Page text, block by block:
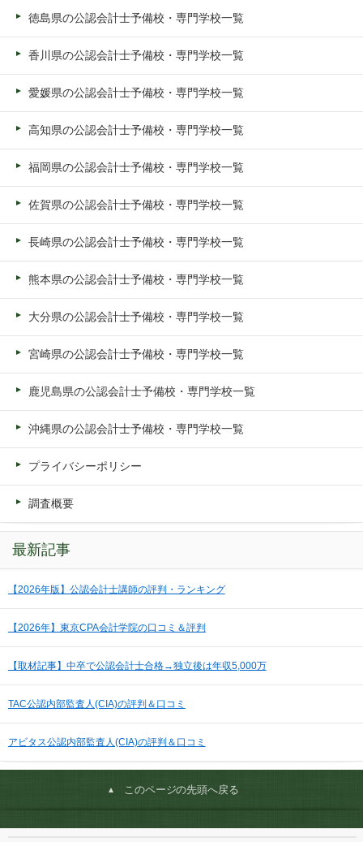
徳島県の公認会計士予備校・専門学校一覧
香川県の公認会計士予備校・専門学校一覧
愛媛県の公認会計士予備校・専門学校一覧
高知県の公認会計士予備校・専門学校一覧
福岡県の公認会計士予備校・専門学校一覧
佐賀県の公認会計士予備校・専門学校一覧
長崎県の公認会計士予備校・専門学校一覧
熊本県の公認会計士予備校・専門学校一覧
大分県の公認会計士予備校・専門学校一覧
宮崎県の公認会計士予備校・専門学校一覧
鹿児島県の公認会計士予備校・専門学校一覧
沖縄県の公認会計士予備校・専門学校一覧
プライバシーポリシー
調査概要
最新記事
【2026年版】公認会計士講師の評判・ランキング
【2026年】東京CPA会計学院の口コミ＆評判
【取材記事】中卒で公認会計士合格→独立後は年収5,000万
TAC公認内部監査人(CIA)の評判＆口コミ
アビタス公認内部監査人(CIA)の評判＆口コミ
このページの先頭へ戻る